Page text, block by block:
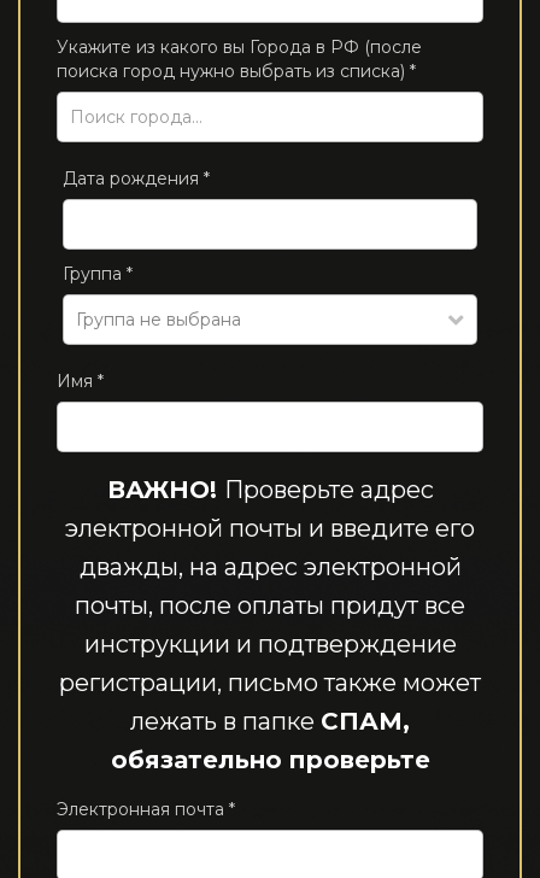
Укажите из какого вы Города в РФ (после
поиска город нужно выбрать из списка) *
Дата рождения *
Группа *
Группа не выбрана
Имя *
ВАЖНО! Проверьте адрес
электронной почты и введите его
дважды, на адрес электронной
почты, после оплаты придут все
инструкции и подтверждение
регистрации, письмо также может
лежать в папке СПАМ,
обязательно проверьте
Электронная почта *